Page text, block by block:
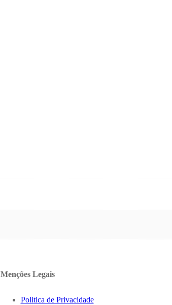
Menções Legais
Politica de Privacidade